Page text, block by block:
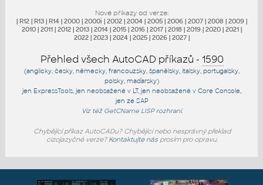
Nové příkazy od verze:
| R12 | R13 | R14 | 2000 | 2000i | 2002 | 2004 | 2005 | 2006 | 2007 | 2008 | 2009 |
2010 | 2011 | 2012 | 2013 | 2014 | 2015 | 2016 | 2017 | 2018 | 2019 | 2020 | 2021 |
2022 | 2023 | 2024 | 2025 | 2026 | 2027 |
Přehled všech AutoCAD příkazů - 1590
(anglicky, česky, německy, francouzsky, španělsky, italsky, portugalsky,
polsky, maďarsky)
jen ExpressTools , jen neobsažené v LT, jen neobsažené v Core Console
jen ze SAP
Viz též GetCNameLISP rozhraní.
Chybějící příkaz AutoCADu? Chybějící nebo nesprávný překlad
cizojazyčné verze? Kontaktujte násprosím pro opravu.